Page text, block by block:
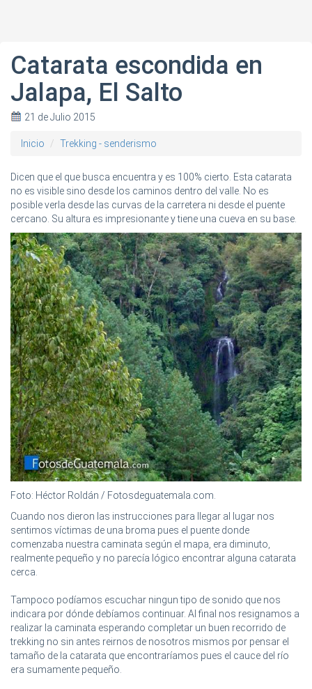
Catarata escondida en
Jalapa, El Salto
21 de Julio 2015
Inicio Trekking - senderismo
Dicen que el que busca encuentra y es 100% cierto. Esta catarata
no es visible sino desde los caminos dentro del valle. No es
posible verla desde las curvas de la carretera ni desde el puente
cercano. Su altura es impresionante y tiene una cueva en su base.
Foto: Héctor Roldán / Fotosdeguatemala.com.
Cuando nos dieron las instrucciones para llegar al lugar nos
sentimos víctimas de una broma pues el puente donde
comenzaba nuestra caminata según el mapa, era diminuto,
realmente pequeño y no parecía lógico encontrar alguna catarata
cerca.
Tampoco podíamos escuchar ningun tipo de sonido que nos
indicara por dónde debíamos continuar. Al final nos resignamos a
realizar la caminata esperando completar un buen recorrido de
trekking no sin antes reirnos de nosotros mismos por pensar el
tamaño de la catarata que encontraríamos pues el cauce del río
era sumamente pequeño.